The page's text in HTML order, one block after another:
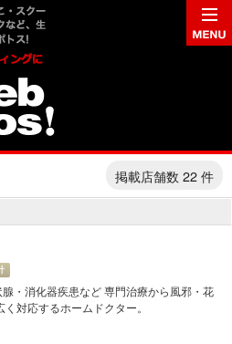
掲載店舗数 22 件
・消化器疾患など 専門治療から風邪・花
く対応するホームドクター。